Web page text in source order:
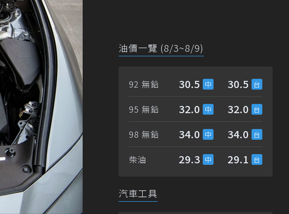
油價一覽 (8/3~8/9)
92 無鉛 30.5 30.5
95 無鉛 32.0 32.0
98 無鉛 34.0 34.0
柴油 29.3 29.1
汽車工具